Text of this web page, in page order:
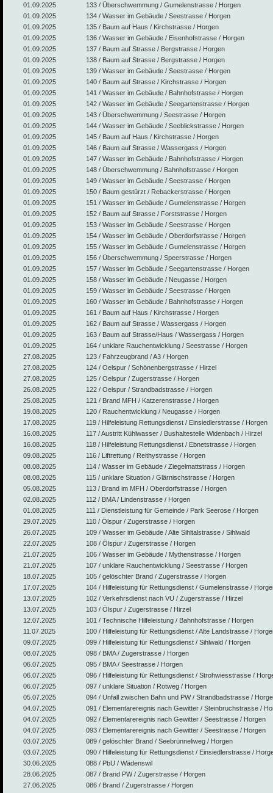
01.09.2025
133 / Überschwemmung / Gumelenstrasse / Horgen
01.09.2025
134 / Wasser im Gebäude / Seestrasse / Horgen
01.09.2025
135 / Baum auf Haus / Kirchstrasse / Horgen
01.09.2025
136 / Wasser im Gebäude / Eisenhofstrasse / Horgen
01.09.2025
137 / Baum auf Strasse / Bergstrasse / Horgen
01.09.2025
138 / Baum auf Strasse / Bergstrasse / Horgen
01.09.2025
139 / Wasser im Gebäude / Seestrasse / Horgen
01.09.2025
140 / Baum auf Strasse / Kirchstrasse / Horgen
01.09.2025
141 / Wasser im Gebäude / Bahnhofstrasse / Horgen
01.09.2025
142 / Wasser im Gebäude / Seegartenstrasse / Horgen
01.09.2025
143 / Überschwemmung / Seestrasse / Horgen
01.09.2025
144 / Wasser im Gebäude / Seeblickstrasse / Horgen
01.09.2025
145 / Baum auf Haus / Kirchstrasse / Horgen
01.09.2025
146 / Baum auf Strasse / Wassergass / Horgen
01.09.2025
147 / Wasser im Gebäude / Bahnhofstrasse / Horgen
01.09.2025
148 / Überschwemmung / Bahnhofstrasse / Horgen
01.09.2025
149 / Wasser im Gebäude / Seestrasse / Horgen
01.09.2025
150 / Baum gestürzt / Rebackerstrasse / Horgen
01.09.2025
151 / Wasser im Gebäude / Gumelenstrasse / Horgen
01.09.2025
152 / Baum auf Strasse / Forststrasse / Horgen
01.09.2025
153 / Wasser im Gebäude / Seestrasse / Horgen
01.09.2025
154 / Wasser im Gebäude / Oberdorfstrasse / Horgen
01.09.2025
155 / Wasser im Gebäude / Gumelenstrasse / Horgen
01.09.2025
156 / Überschwemmung / Speerstrasse / Horgen
01.09.2025
157 / Wasser im Gebäude / Seegartenstrasse / Horgen
01.09.2025
158 / Wasser im Gebäude / Neugasse / Horgen
01.09.2025
159 / Wasser im Gebäude / Seestrasse / Horgen
01.09.2025
160 / Wasser im Gebäude / Bahnhofstrasse / Horgen
01.09.2025
161 / Baum auf Haus / Kirchstrasse / Horgen
01.09.2025
162 / Baum auf Strasse / Wassergass / Horgen
01.09.2025
163 / Baum auf Strasse/Haus / Wassergass / Horgen
01.09.2025
164 / unklare Rauchentwicklung / Seestrasse / Horgen
27.08.2025
123 / Fahrzeugbrand / A3 / Horgen
27.08.2025
124 / Oelspur / Schönenbergstrasse / Hirzel
27.08.2025
125 / Oelspur / Zugerstrasse / Horgen
26.08.2025
122 / Oelspur / Strandbadstrasse / Horgen
25.08.2025
121 / Brand MFH / Katzerenstrasse / Horgen
19.08.2025
120 / Rauchentwicklung / Neugasse / Horgen
17.08.2025
119 / Hilfeleistung Rettungsdienst / Einsiedlerstrasse / Horgen
16.08.2025
117 / Austritt Kühlwasser / Bushaltestelle Widenbach / Hirzel
16.08.2025
118 / Hilfeleistung Rettungsdienst / Ebnetstrasse / Horgen
09.08.2025
116 / Liftrettung / Reithystrasse / Horgen
08.08.2025
114 / Wasser im Gebäude / Ziegelmattstrass / Horgen
08.08.2025
115 / unklare Situation / Glärnischstrasse / Horgen
05.08.2025
113 / Brand im MFH / Oberdorfstrasse / Horgen
02.08.2025
112 / BMA / Lindenstrasse / Horgen
01.08.2025
111 / Dienstleistung für Gemeinde / Park Seerose / Horgen
29.07.2025
110 / Ölspur / Zugerstrasse / Horgen
26.07.2025
109 / Wasser im Gebäude / Alte Sihltalstrasse / Sihlwald
22.07.2025
108 / Ölspur / Zugerstrasse / Horgen
21.07.2025
106 / Wasser im Gebäude / Mythenstrasse / Horgen
21.07.2025
107 / unklare Rauchentwicklung / Seestrasse / Horgen
18.07.2025
105 / gelöschter Brand / Zugerstrasse / Horgen
17.07.2025
104 / Hilfeleistung für Rettungsdienst / Gumelenstrasse /
13.07.2025
102 / Verkehrsdienst nach VU / Zugerstrasse / Hirzel
13.07.2025
103 / Ölspur / Zugerstrasse / Hirzel
12.07.2025
101 / Technische Hilfeleistung / Bahnhofstrasse / Horgen
11.07.2025
100 / Hilfeleistung für Rettungsdienst / Alte Landstrasse /
09.07.2025
099 / Hilfeleistung für Rettungsdienst / Sihlwald / Horgen
08.07.2025
098 / BMA / Zugerstrasse / Horgen
06.07.2025
095 / BMA / Seestrasse / Horgen
06.07.2025
096 / Hilfeleistung für Rettungsdienst / Strohwiesstrasse /
06.07.2025
097 / unklare Situation / Rotweg / Horgen
05.07.2025
094 / Unfall zwischen Bahn und PW / Strandbadstrasse /
04.07.2025
091 / Elementarereignis nach Gewitter / Steinbruchstrasse /
04.07.2025
092 / Elementarereignis nach Gewitter / Seestrasse / Horgen
04.07.2025
093 / Elementarereignis nach Gewitter / Seestrasse / Horgen
03.07.2025
089 / gelöschter Brand / Seebrünneliweg / Horgen
03.07.2025
090 / Hilfeleistung für Rettungsdienst / Einsiedlerstrasse /
30.06.2025
088 / PbU / Wädenswil
28.06.2025
087 / Brand PW / Zugerstrasse / Horgen
27.06.2025
086 / Brand / Zugerstrasse / Horgen